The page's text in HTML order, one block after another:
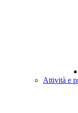
Attività e